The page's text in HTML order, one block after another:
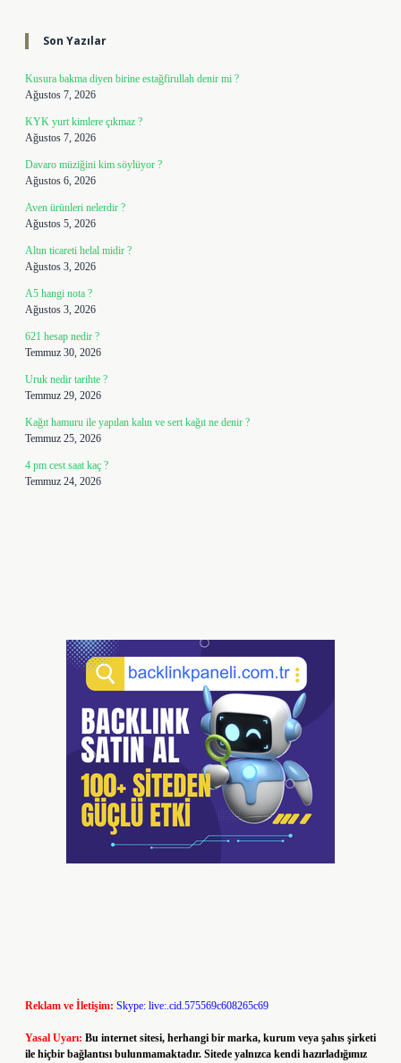
Son Yazılar
Kusura bakma diyen birine estağfirullah denir mi ?
Ağustos 7, 2026
KYK yurt kimlere çıkmaz ?
Ağustos 7, 2026
Davaro müziğini kim söylüyor ?
Ağustos 6, 2026
Aven ürünleri nelerdir ?
Ağustos 5, 2026
Altın ticareti helal midir ?
Ağustos 3, 2026
A5 hangi nota ?
Ağustos 3, 2026
621 hesap nedir ?
Temmuz 30, 2026
Uruk nedir tarihte ?
Temmuz 29, 2026
Kağıt hamuru ile yapılan kalın ve sert kağıt ne denir ?
Temmuz 25, 2026
4 pm cest saat kaç ?
Temmuz 24, 2026
Reklam ve İletişim: Skype: live:.cid.575569c608265c69
Yasal Uyarı: Bu internet sitesi, herhangi bir marka, kurum veya şahıs şirketi
ile hiçbir bağlantısı bulunmamaktadır. Sitede yalnızca kendi hazırladığımız